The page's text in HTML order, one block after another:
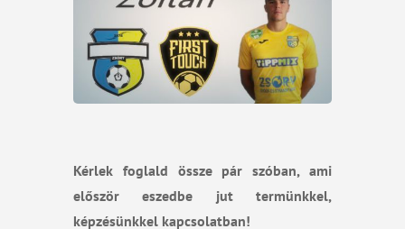
Kérlek foglald össze pár szóban, ami
először eszedbe jut termünkkel,
képzésünkkel kapcsolatban!